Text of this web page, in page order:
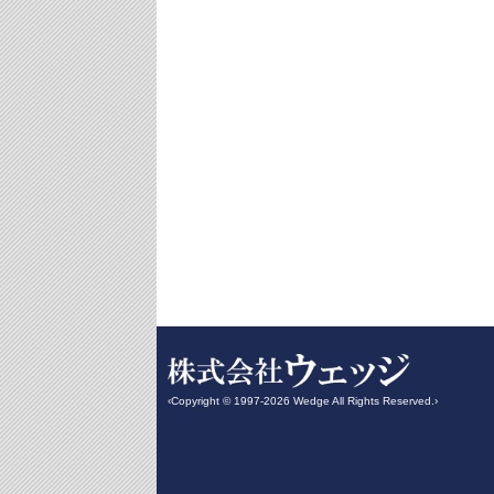
‹Copyright © 1997-2026 Wedge All Rights Reserved.›